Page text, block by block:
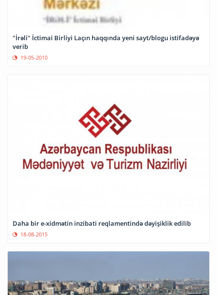
"İrəli" İctimai Birliyi Laçın haqqında yeni sayt/blogu istifadəyə
verib
19-05-2010
Daha bir e-xidmətin inzibati reqlamentində dəyişiklik edilib
18-08-2015